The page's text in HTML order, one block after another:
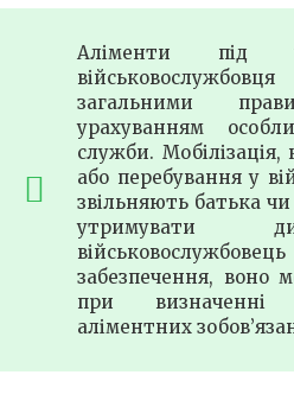
Аліменти
загальними
урахуванням
служби.
або перебування у
звільняють батька чи
утримувати
забезпечення, воно
при визначенні
аліментних